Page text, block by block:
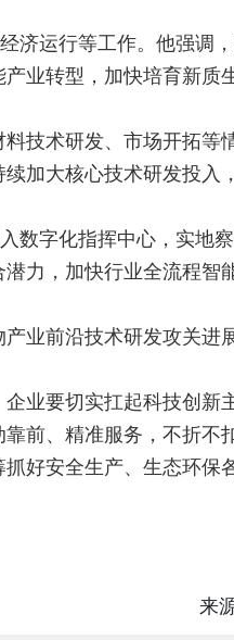
济运行等工作。他强调
业转型，加快培育新质
技术研发、市场开拓等
加大核心技术研发投入
数字化指挥中心，实地
力，加快行业全流程智
业前沿技术研发攻关进
业要切实扛起科技创新
前、精准服务，不折不
好安全生产、生态环保
来